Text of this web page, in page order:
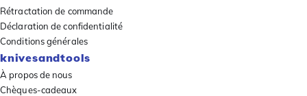
Rétractation de commande
Déclaration de confidentialité
Conditions générales
knivesandtools
À propos de nous
Chèques-cadeaux